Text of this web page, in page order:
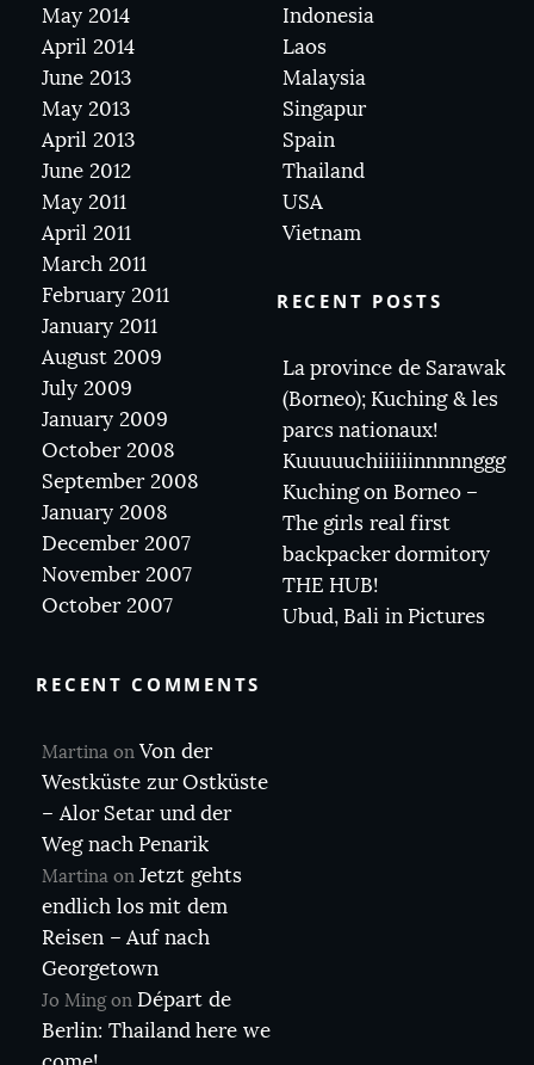
May 2014
April 2014
June 2013
May 2013
April 2013
June 2012
May 2011
April 2011
March 2011
February 2011
January 2011
August 2009
July 2009
January 2009
October 2008
September 2008
January 2008
December 2007
November 2007
October 2007
Indonesia
Laos
Malaysia
Singapur
Spain
Thailand
USA
Vietnam
RECENT POSTS
La province de Sarawak
(Borneo); Kuching & les
parcs nationaux!
Kuuuuuchiiiiiinnnnnggg
Kuching on Borneo –
The girls real first
backpacker dormitory
THE HUB!
Ubud, Bali in Pictures
RECENT COMMENTS
Martina onVon der
Westküste zur Ostküste
– Alor Setar und der
Weg nach Penarik
Martina onJetzt gehts
endlich los mit dem
Reisen – Auf nach
Georgetown
Jo Mingon Départ de
Berlin: Thailand here we